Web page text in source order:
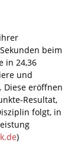
beim
in 24,36
und
Diese eröffnen
Resultat,
folgt, in
)